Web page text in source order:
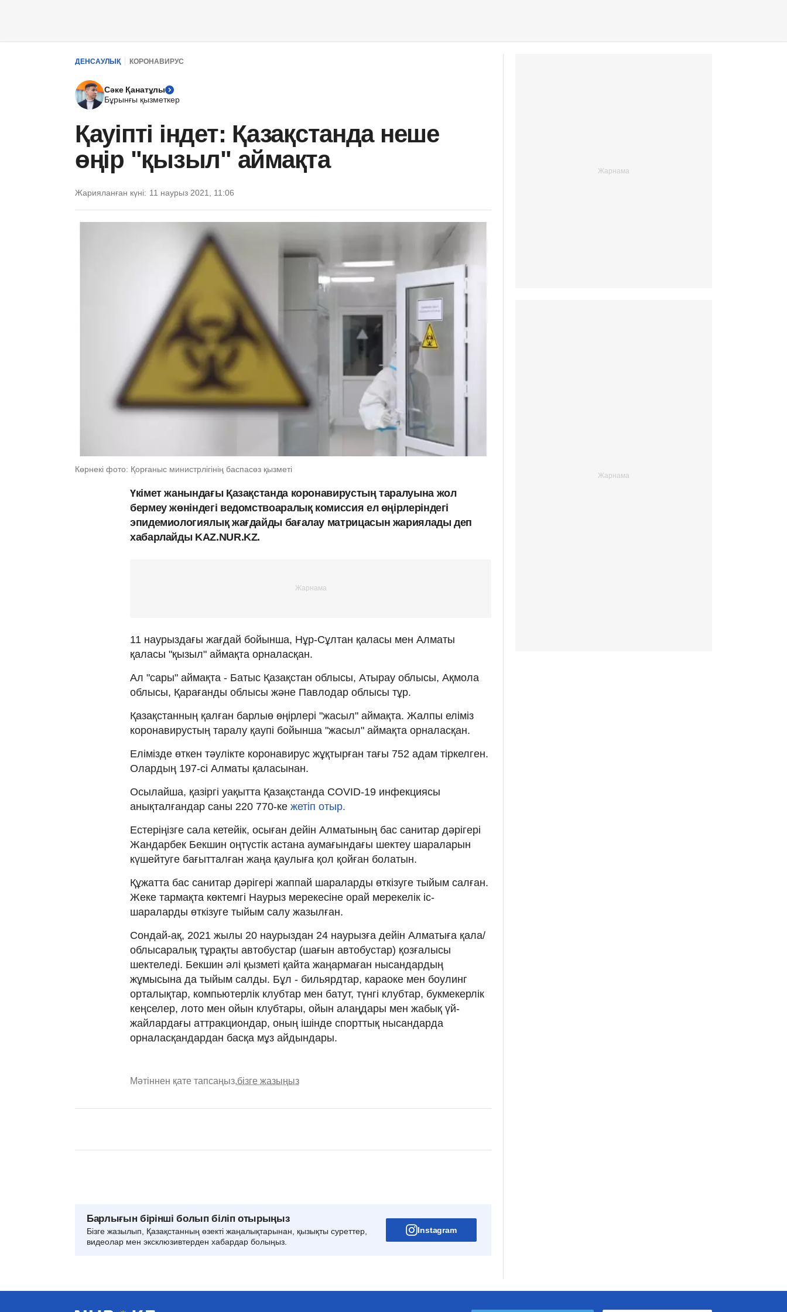
ДЕНСАУЛЫҚ КОРОНАВИРУС
Сәке Қанатұлы
Бұрынғы қызметкер
Қауіпті індет: Қазақстанда неше
өңір "қызыл" аймақта
Жарияланған күні: 11 наурыз 2021, 11:06
Көрнекі фото: Қорғаныс министрлігінің баспасөз қызметі
Үкімет жанындағы Қазақстанда коронавирустың таралуына жол
бермеу жөніндегі ведомствоаралық комиссия ел өңірлеріндегі
эпидемиологиялық жағдайды бағалау матрицасын жариялады деп
хабарлайды KAZ.NUR.KZ.
11 наурыздағы жағдай бойынша, Нұр-Сұлтан қаласы мен Алматы
қаласы "қызыл" аймақта орналасқан.
Ал "сары" аймақта - Батыс Қазақстан облысы, Атырау облысы, Ақмола
облысы, Қарағанды облысы және Павлодар облысы тұр.
Қазақстанның қалған барлыө өңірлері "жасыл" аймақта. Жалпы еліміз
коронавирустың таралу қаупі бойынша "жасыл" аймақта орналасқан.
Елімізде өткен тәулікте коронавирус жұқтырған тағы 752 адам тіркелген.
Олардың 197-сі Алматы қаласынан.
Осылайша, қазіргі уақытта Қазақстанда COVID-19 инфекциясы
анықталғандар саны 220 770-ке жетіп отыр.
Естеріңізге сала кетейік, осыған дейін Алматының бас санитар дәрігері
Жандарбек Бекшин оңтүстік астана аумағындағы шектеу шараларын
күшейтуге бағытталған жаңа қаулыға қол қойған болатын.
Құжатта бас санитар дәрігері жаппай шараларды өткізуге тыйым салған.
Жеке тармақта көктемгі Наурыз мерекесіне орай мерекелік іс-
шараларды өткізуге тыйым салу жазылған.
Сондай-ақ, 2021 жылы 20 наурыздан 24 наурызға дейін Алматыға қала/
облысаралық тұрақты автобустар (шағын автобустар) қозғалысы
шектеледі. Бекшин әлі қызметі қайта жаңармаған нысандардың
жұмысына да тыйым салды. Бұл - бильярдтар, караоке мен боулинг
орталықтар, компьютерлік клубтар мен батут, түнгі клубтар, букмекерлік
кеңселер, лото мен ойын клубтары, ойын алаңдары мен жабық үй-
жайлардағы аттракциондар, оның ішінде спорттық нысандарда
орналасқандардан басқа мұз айдындары.
Мәтіннен қате тапсаңыз,бізге жазыңыз
Барлығын бірінші болып біліп отырыңыз
Бізге жазылып, Қазақстанның өзекті жаңалықтарынан, қызықты суреттер,
видеолар мен эксклюзивтерден хабардар болыңыз.
Instagram